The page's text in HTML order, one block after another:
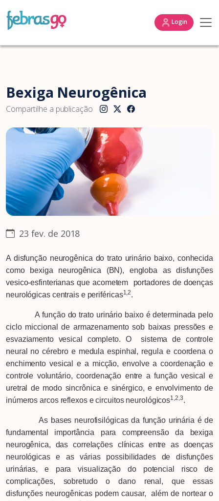
Login
Bexiga Neurogênica
Compartilhe a publicação
23 fev. de 2018
A disfunção neurogênica do trato urinário baixo, conhecida
como bexiga neurogênica (BN), engloba as disfunções
vesico-esfinterianas que acometem portadores de doenças
neurológicas centrais e periféricas1,2.
A função do trato urinário baixo é determinada pelo
ciclo miccional de armazenamento sob baixas pressões e
esvaziamento vesical completo. O sistema de controle
neural no cérebro e medula espinhal, regula e coordena o
enchimento vesical e a micção, envolve a coordenação e
controle voluntário, coordenação entre a função vesical e
uretral de modo sincrônica e sinérgico, e envolvimento de
inúmeros arcos reflexos e circuitos neurológicos1,2,3.
As bases neurofisilógicas da função urinária é de
fundamental importância para compreensão da bexiga
neurogênica, das correlações clínicas entre as doenças
neurológicas e as várias possibilidades de disfunções
urinárias, e para visualização do potencial risco de
complicações, sobretudo o dano renal, que essas
disfunções neurogênicas podem causar, além de nortear o